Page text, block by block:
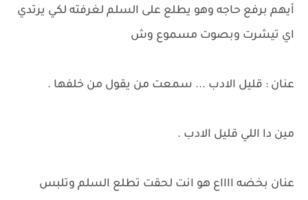
أيهم برفع حاجه وهو يطلع على السلم لغرفته لكي يرتدي
اي تيشرت وبصوت مسموع وش
عنان : قليل الادب ... سمعت من يقول من خلفها .
مين دا اللي قليل الادب .
عنان بخضه ااااع هو انت لحقت تطلع السلم وتلبس